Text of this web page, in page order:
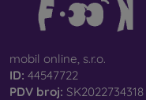
mobil online, s.r.o.
ID: 44547722
PDV broj: SK2022734318